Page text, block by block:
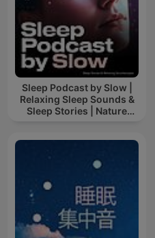
Sleep Podcast by Slow |
Relaxing Sleep Sounds &
Sleep Stories | Nature